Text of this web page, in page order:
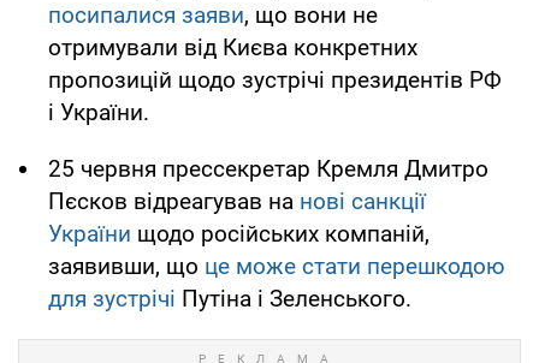
посипалися заяви, що вони не
отримували від Києва конкретних
пропозицій щодо зустрічі президентів РФ
і України.
25 червня прессекретар Кремля Дмитро
Пєсков відреагував на нові санкції
України щодо російських компаній,
заявивши, що це може стати перешкодою
для зустрічі Путіна і Зеленського.